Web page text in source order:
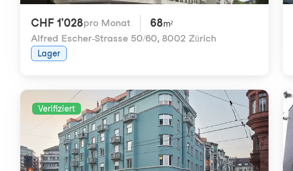
CHF 1'028pro Monat 68m²
Alfred Escher-Strasse 50/60, 8002 Zürich
Lager
Verifiziert